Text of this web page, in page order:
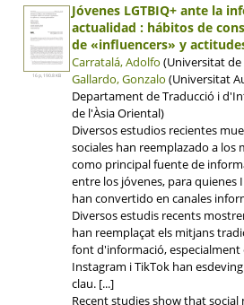
16 p, 190.8 KB
Jóvenes LGTBIQ+ ante la
actualidad : hábitos de
de «influencers» y
Carratalá, Adolfo (Universitat de
Gallardo, Gonzalo (Universitat
Departament de Traducció i
de l'Àsia Oriental)
Diversos estudios recientes
sociales han reemplazado a los
como principal fuente de
entre los jóvenes, para quienes
han convertido en canales
Diversos estudis recents
han reemplaçat els mitjans
font d'informació, especialment
Instagram i TikTok han
clau. [...]
Recent studies show that social